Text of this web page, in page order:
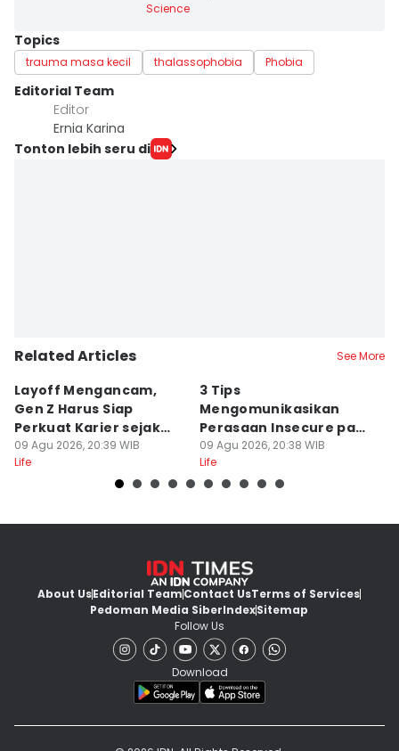
Science
Topics
trauma masa kecil thalassophobia Phobia
Editorial Team
Editor
Ernia Karina
Tonton lebih seru di
Related Articles See More
Layoff Mengancam,
Gen Z Harus Siap
Perkuat Karier sejak
Dini
09 Agu 2026, 20:39 WIB
Life
3 Tips
Mengomunikasikan
Perasaan Insecure pada
Pasangan
09 Agu 2026, 20:38 WIB
Life
About UsEditorial TeamContact UsTerms of Services
Pedoman Media SiberIndexSitemap
Follow Us
Download